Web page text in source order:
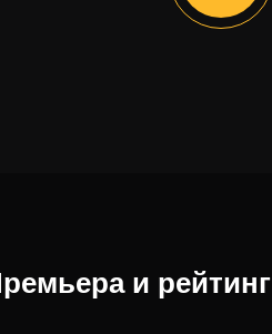
и рейтинг